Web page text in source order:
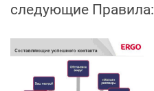
следующие Правила: